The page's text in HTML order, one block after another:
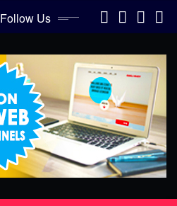
Follow Us